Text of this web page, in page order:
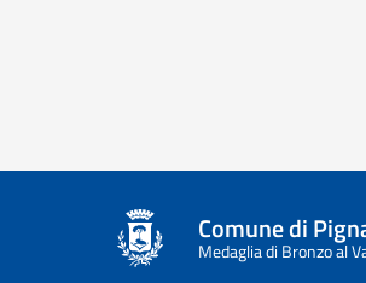
Comune di
Medaglia di Bronzo al